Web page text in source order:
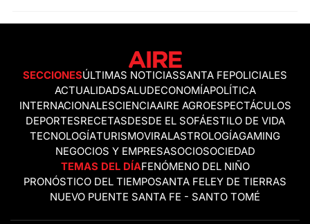
SECCIONESÚLTIMAS NOTICIASSANTA FEPOLICIALES
ACTUALIDADSALUDECONOMÍAPOLÍTICA
INTERNACIONALESCIENCIAAIRE AGROESPECTÁCULOS
DEPORTESRECETASDESDE EL SOFÁESTILO DE VIDA
TECNOLOGÍATURISMOVIRALASTROLOGÍAGAMING
NEGOCIOS Y EMPRESASOCIOSOCIEDAD
TEMAS DEL DÍAFENÓMENO DEL NIÑO
PRONÓSTICO DEL TIEMPOSANTA FELEY DE TIERRAS
NUEVO PUENTE SANTA FE - SANTO TOMÉ